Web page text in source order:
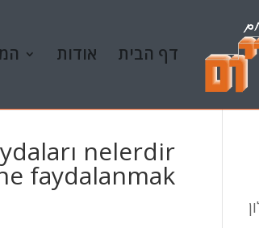
אודות דף הבית
nelerdir
faydalanmak?